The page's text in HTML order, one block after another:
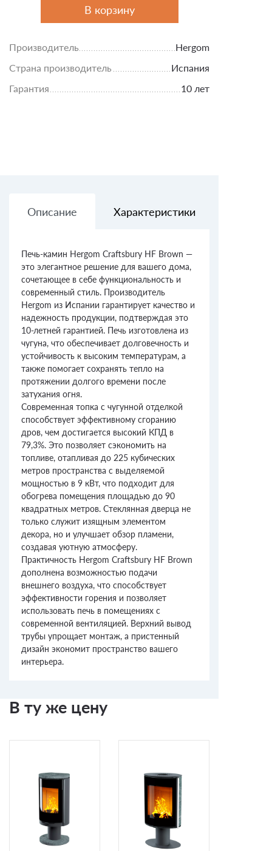
В корзину
Производитель
Hergom
Страна производитель
Испания
Гарантия
10 лет
Описание Характеристики
Печь-камин Hergom Craftsbury HF Brown —
это элегантное решение для вашего дома,
сочетающее в себе функциональность и
современный стиль. Производитель
Hergom из Испании гарантирует качество и
надежность продукции, подтверждая это
10-летней гарантией. Печь изготовлена из
чугуна, что обеспечивает долговечность и
устойчивость к высоким температурам, а
также помогает сохранять тепло на
протяжении долгого времени после
затухания огня.
Современная топка с чугунной отделкой
способствует эффективному сгоранию
дров, чем достигается высокий КПД в
79,3%. Это позволяет сэкономить на
топливе, отапливая до 225 кубических
метров пространства с выделяемой
мощностью в 9 кВт, что подходит для
обогрева помещения площадью до 90
квадратных метров. Стеклянная дверца не
только служит изящным элементом
декора, но и улучшает обзор пламени,
создавая уютную атмосферу.
Практичность Hergom Craftsbury HF Brown
дополнена возможностью подачи
внешнего воздуха, что способствует
эффективности горения и позволяет
использовать печь в помещениях с
современной вентиляцией. Верхний вывод
трубы упрощает монтаж, а пристенный
дизайн экономит пространство вашего
интерьера.
В ту же цену